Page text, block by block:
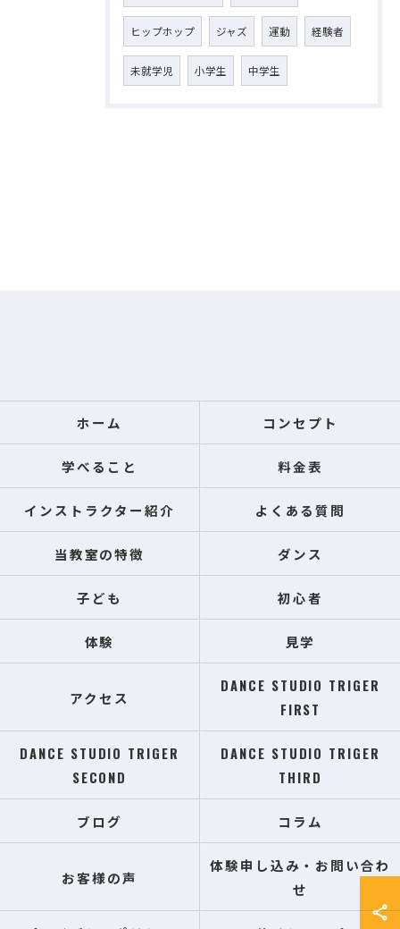
ヒップホップ ジャズ 運動 経験者
未就学児 小学生 中学生
ホーム コンセプト
学べること 料金表
インストラクター紹介 よくある質問
当教室の特徴 ダンス
子ども 初心者
体験 見学
アクセス
DANCE STUDIO TRIGER
FIRST
DANCE STUDIO TRIGER
SECOND
DANCE STUDIO TRIGER
THIRD
ブログ コラム
お客様の声
体験申し込み・お問い合わ
せ